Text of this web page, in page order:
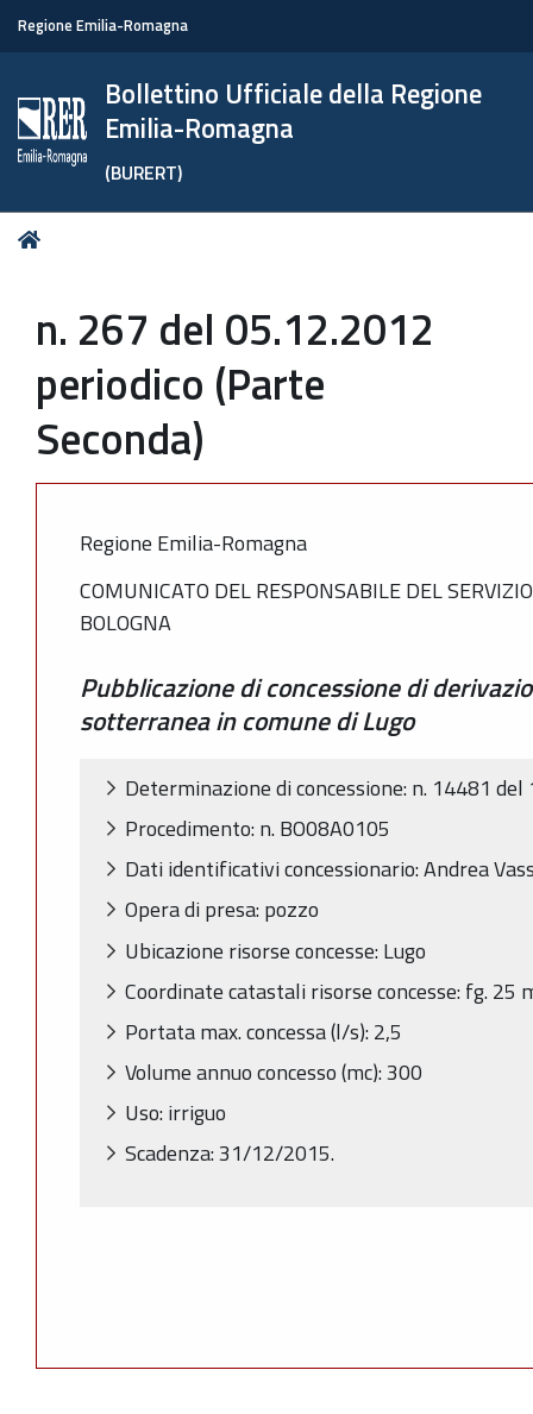
Regione Emilia-Romagna
Bollettino Ufficiale della Regione
Emilia-Romagna
(BURERT)
Tu
n. 267 del 05.12.2012
periodico (Parte
Seconda)
Regione Emilia-Romagna
COMUNICATO DEL RESPONSABILE DEL
BOLOGNA
Pubblicazione di concessione di
sotterranea in comune di Lugo
Determinazione di concessione: n. 14481
Procedimento: n. BO08A0105
Dati identificativi concessionario: Andrea
Opera di presa: pozzo
Ubicazione risorse concesse: Lugo
Coordinate catastali risorse concesse: fg. 25
Portata max. concessa (l/s): 2,5
Volume annuo concesso (mc): 300
Uso: irriguo
Scadenza: 31/12/2015.